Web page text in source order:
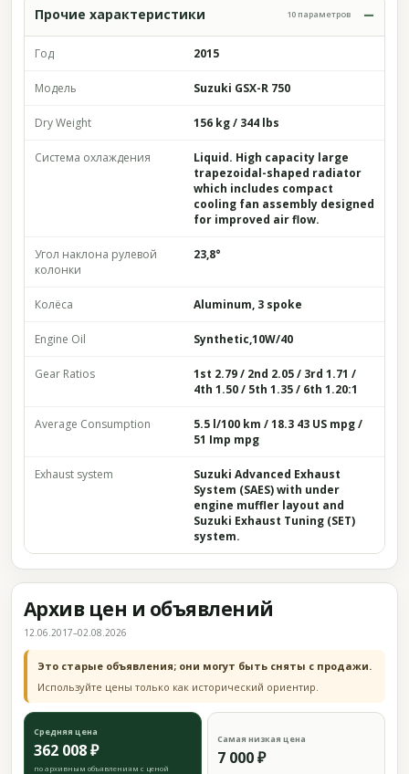
Прочие характеристики 10 параметров
Год 2015
Модель Suzuki GSX-R 750
Dry Weight 156 kg / 344 lbs
Система охлаждения
Liquid. High capacity large
trapezoidal-shaped radiator
which includes compact
cooling fan assembly designed
for improved air flow.
Угол наклона рулевой
колонки
23,8°
Колёса Aluminum, 3 spoke
Engine Oil Synthetic,10W/40
Gear Ratios
1st 2.79 / 2nd 2.05 / 3rd 1.71 /
4th 1.50 / 5th 1.35 / 6th 1.20:1
Average Consumption
5.5 l/100 km / 18.3 43 US mpg /
51 Imp mpg
Exhaust system
Suzuki Advanced Exhaust
System (SAES) with under
engine muffler layout and
Suzuki Exhaust Tuning (SET)
system.
Архив цен и объявлений
12.06.2017–02.08.2026
Это старые объявления; они могут быть сняты с продажи.
Используйте цены только как исторический ориентир.
Средняя цена
362 008 ₽
по архивным объявлениям с ценой
Самая низкая цена
7 000 ₽